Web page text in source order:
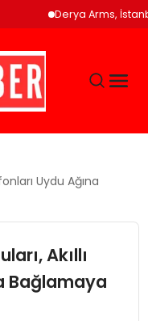
Derya Arms,
Uydu Ağına
Akıllı
Bağlamaya